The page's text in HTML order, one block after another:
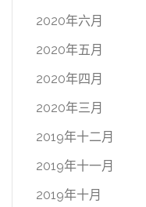
2020年六月
2020年五月
2020年四月
2020年三月
2019年十二月
2019年十一月
2019年十月